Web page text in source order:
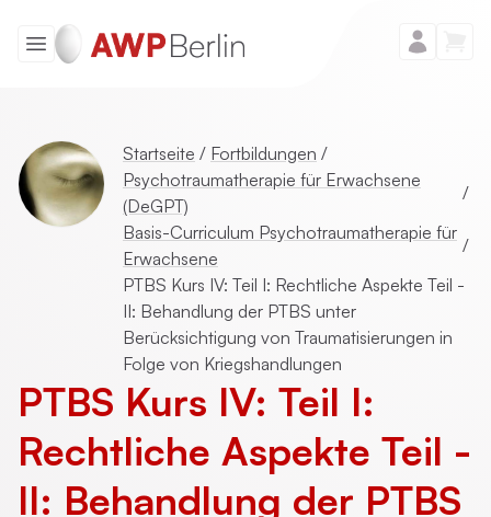
Startseite / Fortbildungen /
Psychotraumatherapie für Erwachsene
(DeGPT)
/
Basis-Curriculum Psychotraumatherapie für
Erwachsene
/
PTBS Kurs IV: Teil I: Rechtliche Aspekte Teil -
II: Behandlung der PTBS unter
Berücksichtigung von Traumatisierungen in
Folge von Kriegshandlungen
PTBS Kurs IV: Teil I:
Rechtliche Aspekte Teil -
II: Behandlung der PTBS